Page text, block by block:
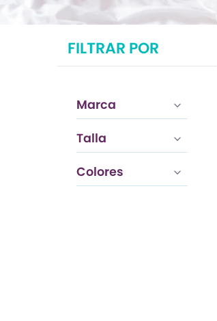
FILTRAR POR
Marca
Talla
Colores